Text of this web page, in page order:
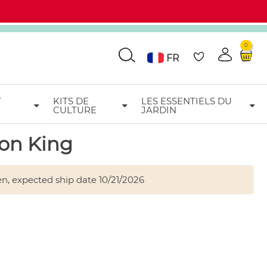
Go FR
0
KITS DE
CULTURE
LES ESSENTIELS DU
JARDIN
King
expected ship date 10/21/2026